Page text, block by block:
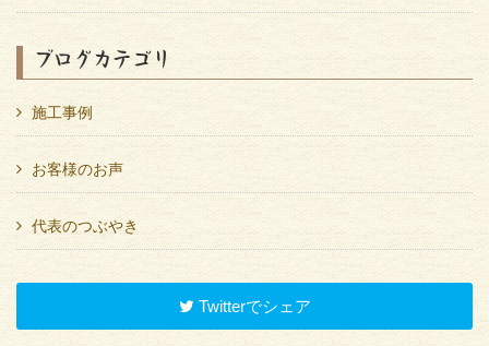
ブログカテゴリ
施工事例
お客様のお声
代表のつぶやき
Twitterでシェア